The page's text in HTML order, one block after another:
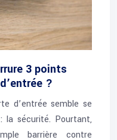
3 points
?
d’entrée semble se
la sécurité. Pourtant,
barrière contre